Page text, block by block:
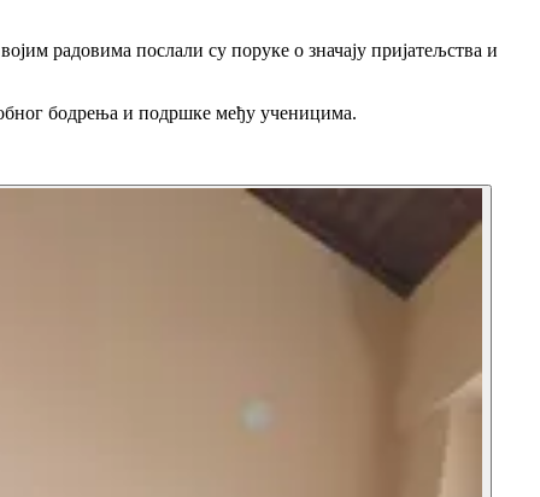
радовима послали су поруке о значају пријатељства и
бодрења и подршке међу ученицима.